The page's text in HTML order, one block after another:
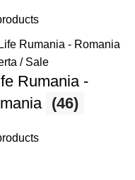
Rumania -
(46)